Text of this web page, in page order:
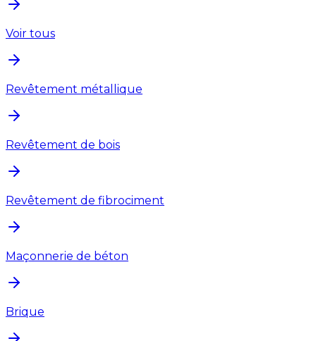
Voir tous
Revêtement métallique
Revêtement de bois
Revêtement de fibrociment
Maçonnerie de béton
Brique